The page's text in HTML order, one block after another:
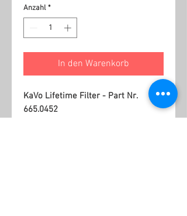
Anzahl *
In den Warenkorb
KaVo Lifetime Filter - Part Nr.
665.0452